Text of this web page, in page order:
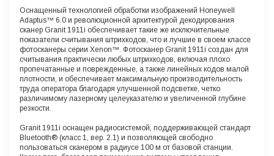
Оснащенный технологией обработки изображений Honeywell
Adaptus™ 6.0 и революционной архитектурой декодирования
сканер Granit 1911i обеспечивает такие же исключительные
показатели считывания штрихкодов, что и лучшие в своем классе
фотосканеры серии Xenon™. Фотосканер Granit 1911i создан для
считывания практически любых штрихкодов, включая плохо
пропечатанные и поврежденные, а также линейных кодов малой
плотности, и обеспечивает максимальную производительность
труда оператора благодаря улучшенной подсветке, четко
различимому лазерному целеуказателю и увеличенной глубине
резкости.
Granit 1911i оснащен радиосистемой, поддерживающей стандарт
Bluetooth® (класс 1, вер. 2.1) и позволяющей свободно
пользоваться сканером в радиусе 100 м от базовой станции.